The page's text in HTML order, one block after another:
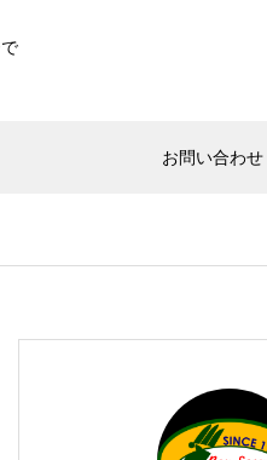
お問い合わせ